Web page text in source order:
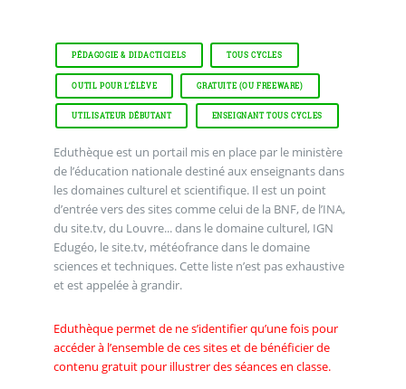
PÉDAGOGIE & DIDACTICIELS TOUS CYCLES
OUTIL POUR L’ÉLÈVE GRATUITE (OU FREEWARE)
UTILISATEUR DÉBUTANT ENSEIGNANT TOUS CYCLES
Eduthèque est un portail mis en place par le ministère
de l’éducation nationale destiné aux enseignants dans
les domaines culturel et scientifique. Il est un point
d’entrée vers des sites comme celui de la BNF, de l’INA,
du site.tv, du Louvre... dans le domaine culturel, IGN
Edugéo, le site.tv, météofrance dans le domaine
sciences et techniques. Cette liste n’est pas exhaustive
et est appelée à grandir.
Eduthèque permet de ne s’identifier qu’une fois pour
accéder à l’ensemble de ces sites et de bénéficier de
contenu gratuit pour illustrer des séances en classe.